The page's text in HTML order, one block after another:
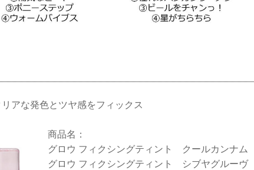
アな発色とツヤ感をフィックス
商品名：
グロウ フィクシングティント クールカンナム
グロウ フィクシングティント シブヤグルーヴ